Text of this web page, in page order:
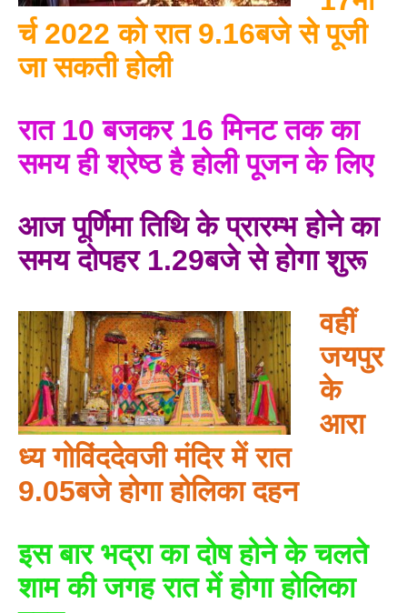
र्च 2022 को रात 9.16बजे से पूजी
जा सकती होली
रात 10 बजकर 16 मिनट तक का
समय ही श्रेष्ठ है होली पूजन के लिए
आज पूर्णिमा तिथि के प्रारम्भ होने का
समय दोपहर 1.29बजे से होगा शुरू
वहीं
जयपुर
के
आरा
ध्य गोविंददेवजी मंदिर में रात
9.05बजे होगा होलिका दहन
इस बार भद्रा का दोष होने के चलते
शाम की जगह रात में होगा होलिका
BREAKING NEWS
जयपुर से दुनिया को भारत
का संदेश: ब्रिक्स सम्मेलन में
छोटे उद्योगों, स्टार्टअप और
रोजगार बढ़ाने पर सहमति
text-primary w-full
focus:outline-none has-data-
writing-block:pointer-events-